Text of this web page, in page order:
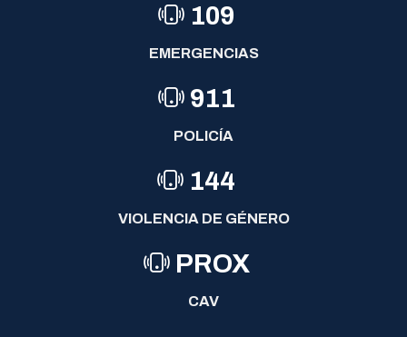
109
EMERGENCIAS
911
POLICÍA
144
VIOLENCIA DE GÉNERO
PROX
CAV